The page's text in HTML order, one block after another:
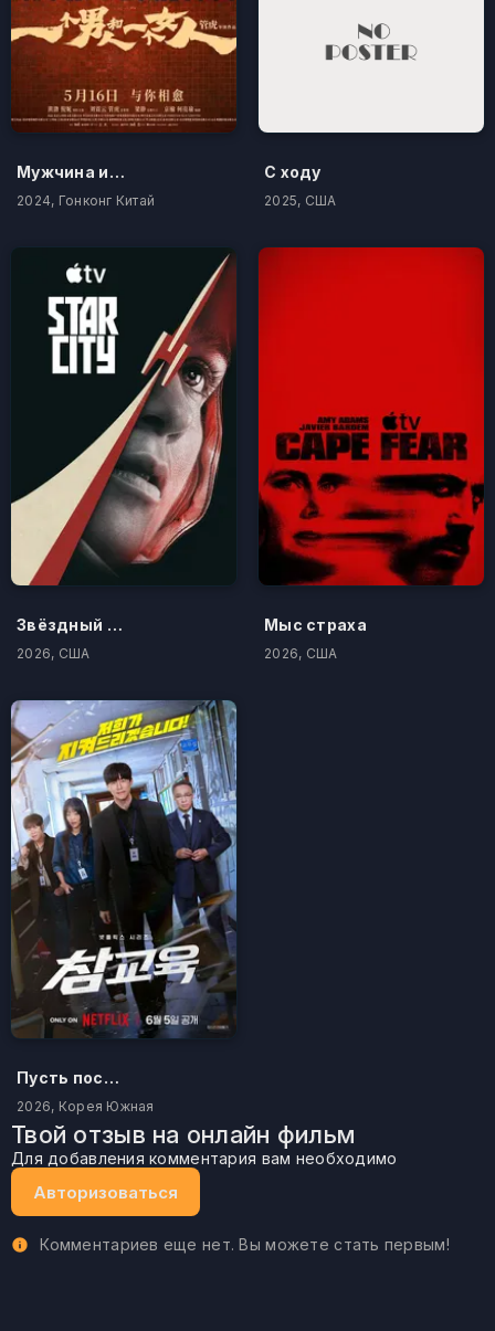
Мужчина и женщина
2024, Гонконг Китай
С ходу
2025, США
Звёздный городок
2026, США
Мыс страха
2026, США
Пусть послужит вам уроком
2026, Корея Южная
Твой отзыв на онлайн фильм
Для добавления комментария вам необходимо
Авторизоваться
Комментариев еще нет. Вы можете стать первым!